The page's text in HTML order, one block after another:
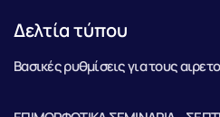
Δελτία τύπου
Βασικές ρυθμίσεις για τους